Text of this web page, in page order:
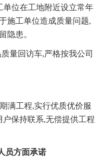
单位在工地附近设立常年
施工单位造成质量问题,
隐患。
量回访车,严格按我公司
满工程,实行优质优价服
保持联系,无偿提供工程
员方面承诺